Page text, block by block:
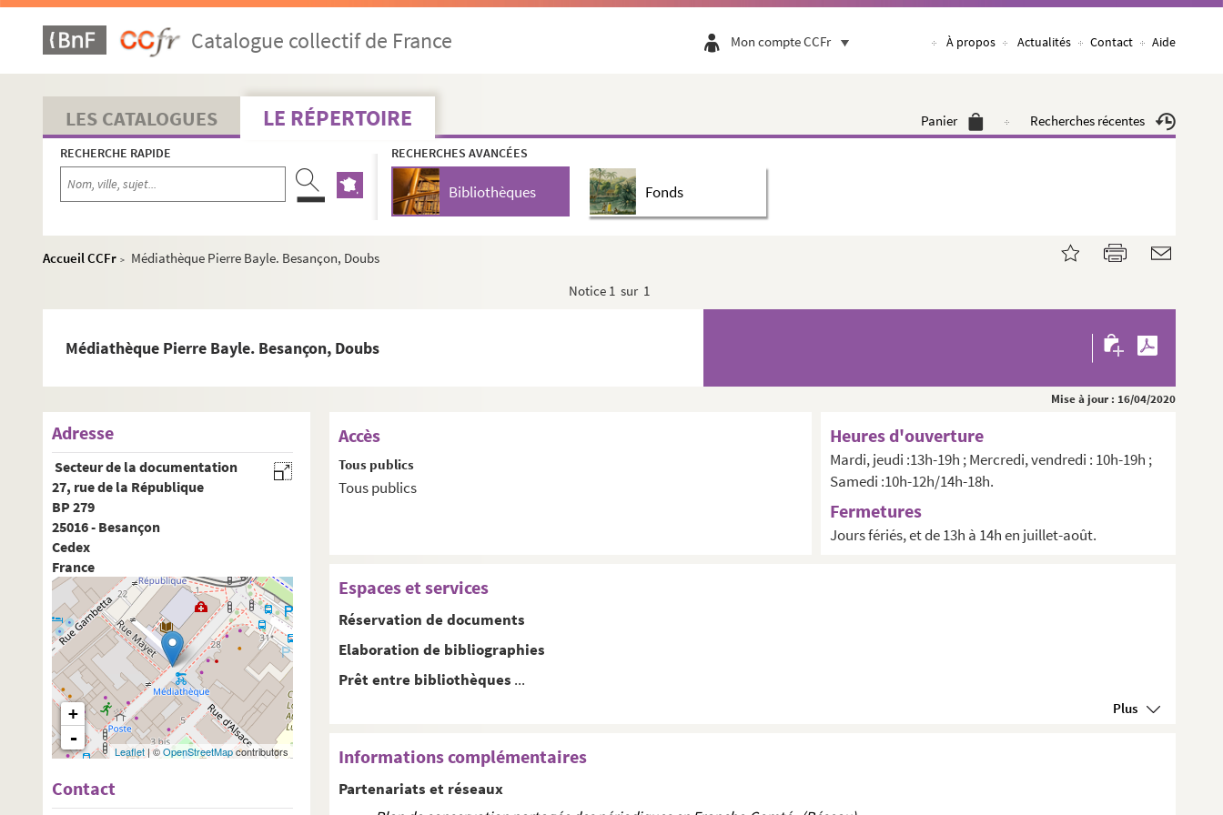
Catalogue collectif de France Mon compte CCFr À propos Actualités Contact Aide
LES CATALOGUES LE RÉPERTOIRE Panier Recherches récentes
RECHERCHE RAPIDE RECHERCHES AVANCÉES
Bibliothèques Fonds
Accueil CCFr >
Médiathèque Pierre Bayle. Besançon, Doubs
Notice 1 sur 1
Médiathèque Pierre Bayle. Besançon, Doubs
Mise à jour : 16/04/2020
Adresse
Secteur de la documentation
27, rue de la République
BP 279
25016 - Besançon
Cedex
France
+
-
Leaflet| ©OpenStreetMapcontributors
Contact
Accès
Tous publics
Tous publics
Heures d'ouverture
Mardi, jeudi :13h-19h ; Mercredi, vendredi : 10h-19h ;
Samedi :10h-12h/14h-18h.
Fermetures
Jours fériés, et de 13h à 14h en juillet-août.
Espaces et services
Réservation de documents
Elaboration de bibliographies
Prêt entre bibliothèques ...
Plus
Informations complémentaires
Partenariats et réseaux